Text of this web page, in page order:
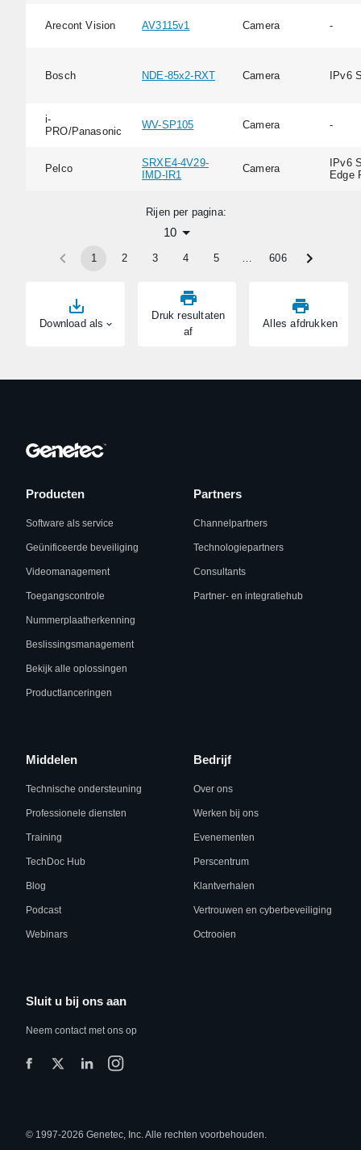
Download als
Druk resultaten
af
Alles afdrukken
Arecont Vision AV3115v1 Camera -
Bosch NDE-85x2-RXT Camera IPv6
i-
PRO/Panasonic
WV-SP105 Camera -
Pelco
SRXE4-4V29-
IMD-IR1
Camera
IPv6
Edge
Rijen per pagina:
10
1 2 3 4 5 … 606
Producten
Software als service
Geünificeerde beveiliging
Videomanagement
Toegangscontrole
Nummerplaatherkenning
Beslissingsmanagement
Bekijk alle oplossingen
Productlanceringen
Partners
Channelpartners
Technologiepartners
Consultants
Partner- en integratiehub
Middelen
Technische ondersteuning
Professionele diensten
Training
TechDoc Hub
Blog
Podcast
Webinars
Bedrijf
Over ons
Werken bij ons
Evenementen
Perscentrum
Klantverhalen
Vertrouwen en cyberbeveiliging
Octrooien
Sluit u bij ons aan
Neem contact met ons op
© 1997-2026 Genetec, Inc. Alle rechten voorbehouden.